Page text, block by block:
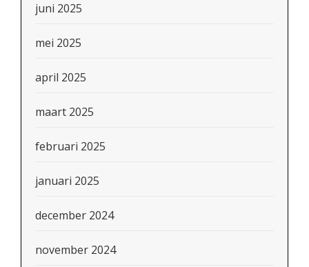
juni 2025
mei 2025
april 2025
maart 2025
februari 2025
januari 2025
december 2024
november 2024